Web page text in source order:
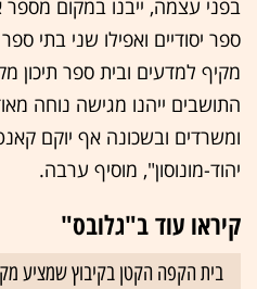
בפני עצמה, ייבנו במקום
ספר יסודיים ואפילו שני בתי
מקיף למדעים ובית ספר תיכון
התושבים ייהנו מגישה נוחה
ומשרדים ובשכונה אף יוקם
יהוד-מונוסון", מוסיף ערבה.
קיראו עוד ב"גלובס"
בית הקפה הקטן בקיבוץ שמציע